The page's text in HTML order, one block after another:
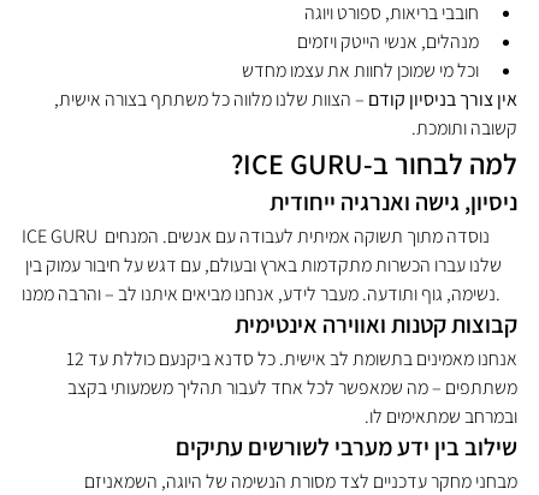
חובבי בריאות, ספורט ויוגה
מנהלים, אנשי הייטק ויזמים
וכל מי שמוכן לחוות את עצמו מחדש
אין צורך בניסיון קודם – הצוות שלנו מלווה כל משתתף בצורה אישית,
קשובה ותומכת.
למה לבחור ב-ICE GURU?
ניסיון, גישה ואנרגיה ייחודית
ICE GURU נוסדה מתוך תשוקה אמיתית לעבודה עם אנשים. המנחים
שלנו עברו הכשרות מתקדמות בארץ ובעולם, עם דגש על חיבור עמוק בין
נשימה, גוף ותודעה. מעבר לידע, אנחנו מביאים איתנו לב – והרבה ממנו.
קבוצות קטנות ואווירה אינטימית
משתתפים – מה שמאפשר לכל אחד לעבור תהליך משמעותי בקצב
ובמרחב שמתאימים לו.
שילוב בין ידע מערבי לשורשים עתיקים
מבחני מחקר עדכניים לצד מסורת הנשימה של היוגה, השמאניזם